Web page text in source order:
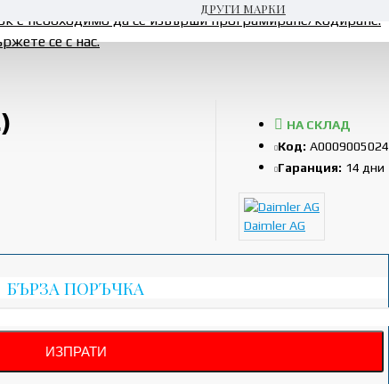
ДРУГИ МАРКИ
е необходимо да се извърши програмиране/кодиране.
се с нас.
НА СКЛАД
Код: A0009005024
Гаранция: 14 дни
Daimler AG
БЪРЗА ПОРЪЧКА